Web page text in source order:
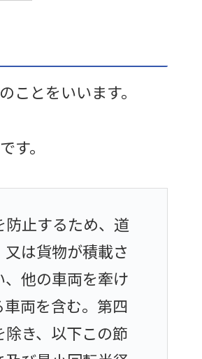
のことをいいます。
す。
止するため、道
は貨物が積載さ
他の車両を牽け
両を含む。第四
き、以下この節